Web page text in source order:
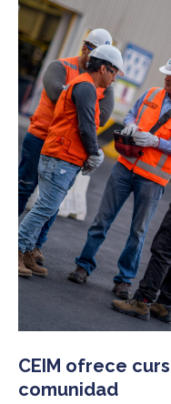
CEIM ofrece
comunidad